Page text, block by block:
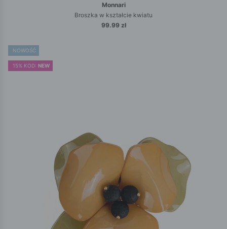
Monnari
Broszka w kształcie kwiatu
99.99 zł
NOWOŚĆ
15% KOD: NEW